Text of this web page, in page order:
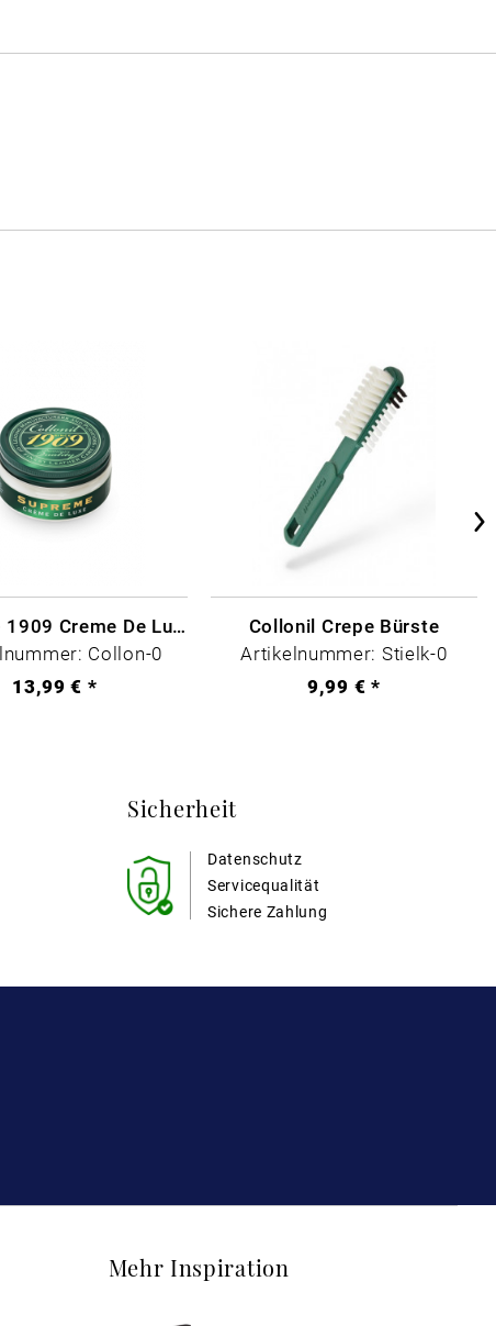
Collonil - 1909 Creme De Luxe Farblos
Collon-0
13,99 € *
Collonil Crepe Bürste
Artikelnummer: Stielk-0
9,99 € *
Sicherheit
Datenschutz
Sichere Zahlung
Servicequalität
Mehr Inspiration